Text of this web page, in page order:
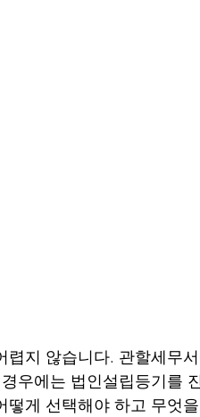
렵지 않습니다. 관할세무
우에는 법인설립등기를
떻게 선택해야 하고 무엇